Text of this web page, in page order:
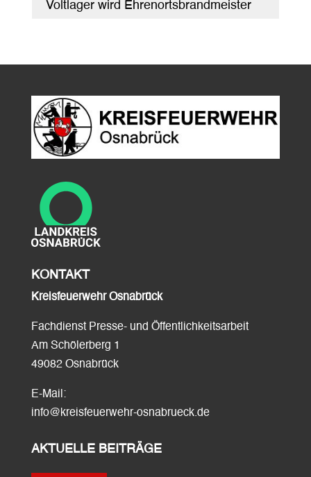
Voltlager wird Ehrenortsbrandmeister
KONTAKT
Kreisfeuerwehr Osnabrück
Fachdienst Presse- und Öffentlichkeitsarbeit
Am Schölerberg 1
49082 Osnabrück
E-Mail:
info@kreisfeuerwehr-osnabrueck.de
AKTUELLE BEITRÄGE